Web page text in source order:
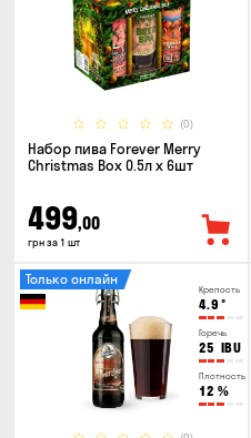
(0)
Набор пива Forever Merry
Christmas Box 0.5л x 6шт
499,00
грн за 1 шт
Крепость
4.9 °
Горечь
25 IBU
Плотность
12 %
Только онлайн